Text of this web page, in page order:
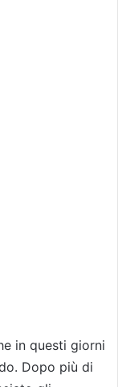
in questi giorni
Dopo più di